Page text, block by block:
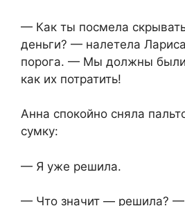
— Как ты посмела
деньги? — налетела
порога. — Мы должны
как их потратить!
Анна спокойно сняла
сумку:
— Я уже решила.
— Что значит — решила? —